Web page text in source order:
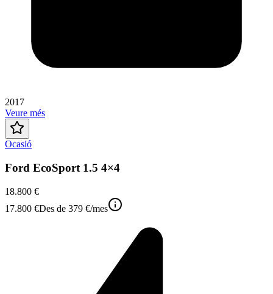
2017
Veure més
Ocasió
Ford EcoSport 1.5 4×4
18.800 €
17.800 €Des de 379 €/mes